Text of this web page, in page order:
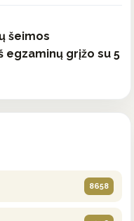
šeimos
egzaminų grįžo su 5
8658